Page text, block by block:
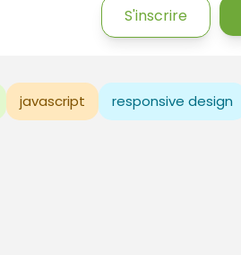
S'inscrire
javascript responsive design